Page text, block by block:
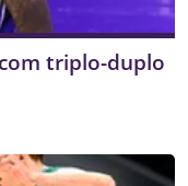
triplo-duplo